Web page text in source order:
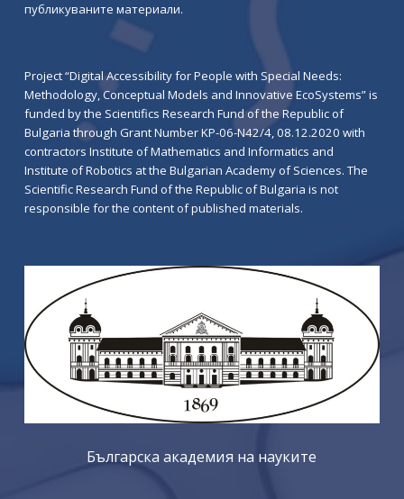
публикуваните материали.
Project “Digital Accessibility for People with Special Needs:
Methodology, Conceptual Models and Innovative EcoSystems” is
funded by the Scientifics Research Fund of the Republic of
Bulgaria through Grant Number KP-06-N42/4, 08.12.2020 with
contractors Institute of Mathematics and Informatics and
Institute of Robotics at the Bulgarian Academy of Sciences. The
Scientific Research Fund of the Republic of Bulgaria is not
responsible for the content of published materials.
Българска академия на науките